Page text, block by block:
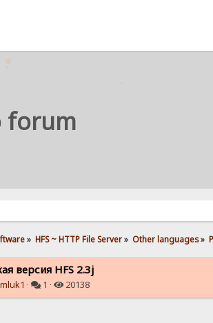
forum
» HFS ~ HTTP File Server» Other languages»
версия HFS 2.3j
· 1 · 20138